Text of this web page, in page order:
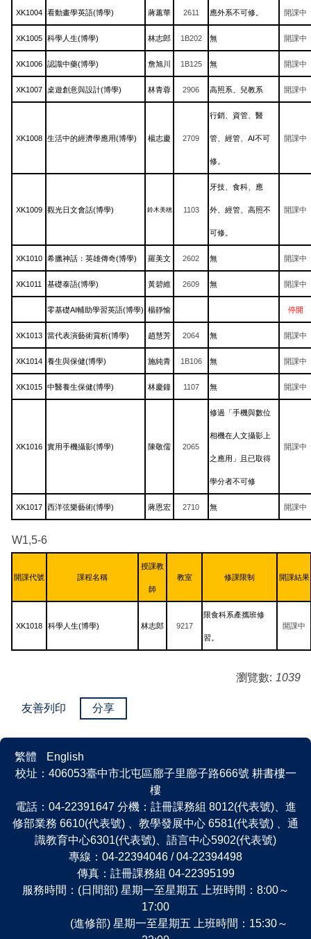
XK1004 看動畫學英語(博學) 蔣蕙華 2611 應外系不可修。 開課中
XK1005 科學人生(博學) 林志郎 1B202 無 開課中
XK1006 認識中藥(博學) 詹旭川 1B125 無 開課中
XK1007 桌遊創意與設計(博學) 林青蓉 2906 高照系、兒教系 開課中
XK1008 生活中的經濟學應用(博學) 楊志慶 2709
行銷、資管、醫
管、經管、AI不可
修。
開課中
XK1009 觀光日文會話(博學) 鈴木美穂 1103
牙技、食科、應
外、經管、高照不
可修。
開課中
XK1010 希臘神話：英雄傳奇(博學) 羅美文 2602 無 開課中
XK1011 基礎泰語(博學) 黃碧維 2609 無 開課中
零基礎AI輔助學習英語(博學) 楊靜愉 停開
XK1013 當代表演藝術賞析(博學) 趙慧芳 2064 無 開課中
XK1014 養生與保健(博學) 施純青 1B106 無 開課中
XK1015 中醫養生保健(博學) 林慶鐘 1107 無 開課中
XK1016 實用手機攝影(博學) 陳敬儒 2065
修過「手機與數位
相機在人文攝影上
之應用」且已取得
學分者不可修
開課中
XK1017 西洋弦樂藝術(博學) 蔣恩宏 2710 無 開課中
W1,5-6
開課代號 課程名稱
授課教
師
教室 修課限制 開課結果
XK1018 科學人生(博學) 林志郎 9217
限食科系產攜班修
習。
開課中
瀏覽數: 1039
友善列印 分享
繁體
English
校址：406053臺中市北屯區廍子里廍子路666號 耕書樓一
樓
電話：04-22391647 分機：註冊課務組 8012(代表號)、進
修部業務 6610(代表號) 、教學發展中心 6581(代表號) 、通
識教育中心6301(代表號)、語言中心5902(代表號)
專線：04-22394046 / 04-22394498
傳真：註冊課務組 04-22395199
服務時間：(日間部) 星期一至星期五 上班時間：8:00～
17:00
(進修部) 星期一至星期五 上班時間：15:30～